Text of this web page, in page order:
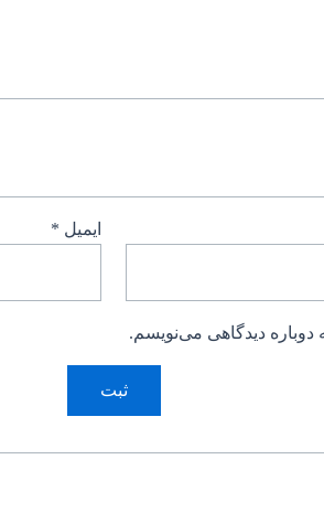
ایمیل *
دوباره دیدگاهی می‌نویسم.